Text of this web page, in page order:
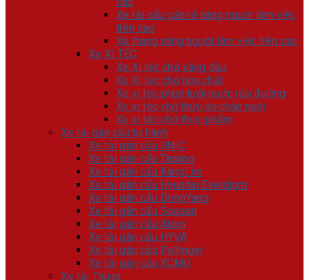
Xe tải cẩu gắn rổ nâng người làm việc
trên cao
Xe thang nâng người làm việc trên cao
Xe XI TÉC
Xe Xi téc chở xăng dầu
Xe Xi tec chở hóa chất
Xe xi téc phun tưới nước rửa đường
Xe xi téc chở thức ăn chăn nuôi
Xe xi téc chở thực phẩm
Xe tải gắn cẩu tự hành
Xe tải gắn cẩu UNIC
Xe tải gắn cẩu Tadano
Xe tải gắn cẩu KangLim
Xe tải gắn cẩu Hyundai Everdigm
Xe tải gắn cẩu DongYang
Xe tải gắn cẩu Soosan
Xe tải gắn cẩu Atom
Xe tải gắn cẩu HYVA
Xe tải gắn cẩu Palfinger
Xe tải gắn cẩu XCMG
Xe tải Thùng